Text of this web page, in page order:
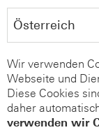
Wir verwenden
Webseite und
Diese Cookies
daher
verwenden wir